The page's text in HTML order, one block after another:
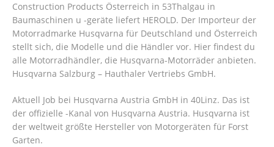
Construction Products Österreich in 53Thalgau in
Baumaschinen u -geräte liefert HEROLD. Der Importeur der
Motorradmarke Husqvarna für Deutschland und Österreich
stellt sich, die Modelle und die Händler vor. Hier findest du
alle Motorradhändler, die Husqvarna-Motorräder anbieten.
Husqvarna Salzburg – Hauthaler Vertriebs GmbH.
Aktuell Job bei Husqvarna Austria GmbH in 40Linz. Das ist
der offizielle -Kanal von Husqvarna Austria. Husqvarna ist
der weltweit größte Hersteller von Motorgeräten für Forst
Garten.